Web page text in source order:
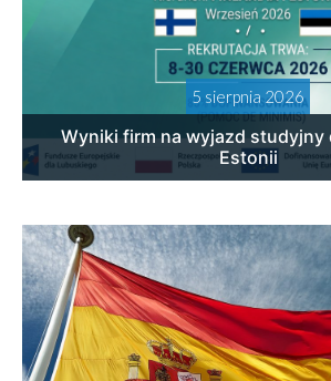
5 sierpnia 2026
Wyniki firm na wyjazd studyjny
Estonii